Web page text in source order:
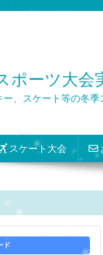
ポーツ大会
、スケート等の冬
スケート大会
ド